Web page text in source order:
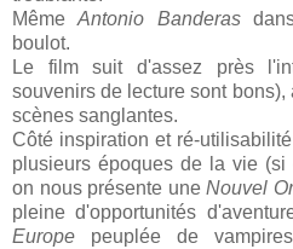
MêmeAntonio Banderas
boulot.
Le film suit d'assez près
souvenirs de lecture sont
scènes sanglantes.
Côté inspiration et ré-
plusieurs époques de la vie
on nous présente uneNouvel
pleine d'opportunités
Europe peuplée de